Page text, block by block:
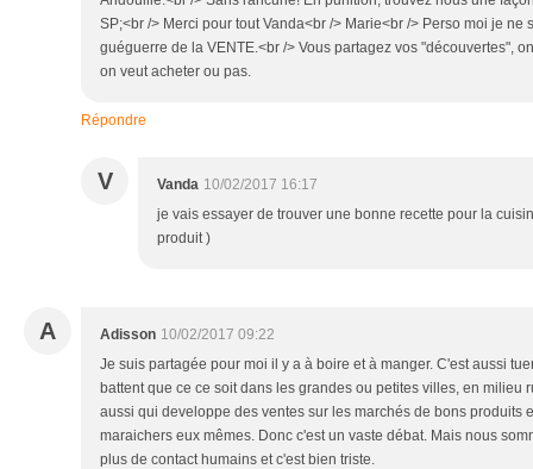
SP;<br /> Merci pour tout Vanda<br /> Marie<br /> Perso moi je ne
guéguerre de la VENTE.<br /> Vous partagez vos "découvertes",
on veut acheter ou pas.
Répondre
V Vanda 10/02/2017 16:17
je vais essayer de trouver une bonne recette pour la
produit )
A Adisson 10/02/2017 09:22
Je suis partagée pour moi il y a à boire et à manger. C'est aussi
battent que ce ce soit dans les grandes ou petites villes, en milieu
aussi qui developpe des ventes sur les marchés de bons produits
maraichers eux mêmes. Donc c'est un vaste débat. Mais nous
plus de contact humains et c'est bien triste.